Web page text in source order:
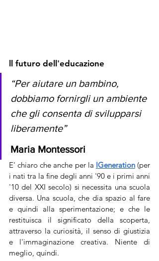
ll futuro dell'educazione
“Per aiutare un bambino,
dobbiamo fornirgli un ambiente
che gli consenta di svilupparsi
liberamente”
Maria Montessori
E' chiaro che anche per la IGeneration (per
i nati tra la fine degli anni '90 e i primi anni
'10 del XXI secolo) si necessita una scuola
diversa. Una scuola, che dia spazio al fare
e quindi alla sperimentazione; e che le
restituisca il significato della scoperta,
attraverso la curiosità, il senso di giustizia
e l'immaginazione creativa. Niente di
meglio, quindi.